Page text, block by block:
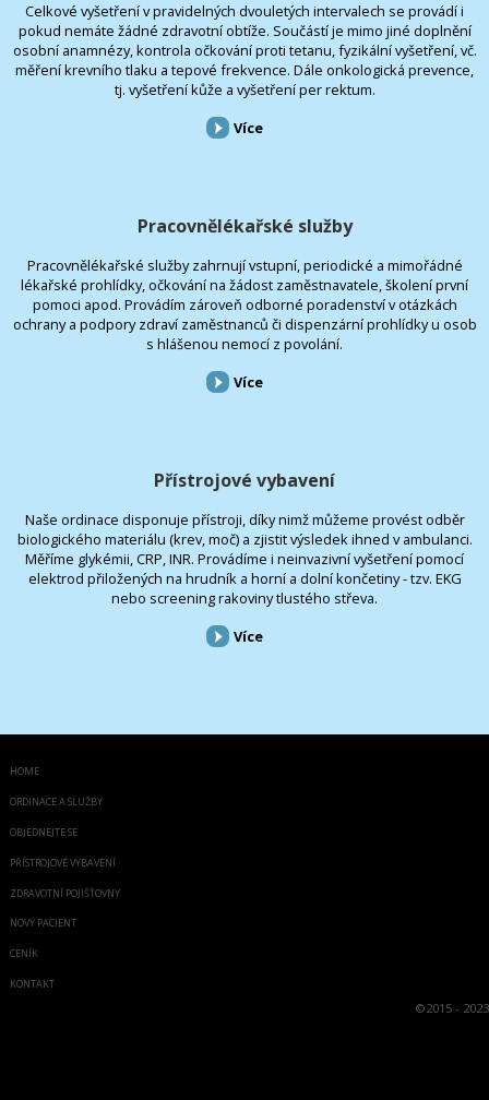
Celkové vyšetření v pravidelných dvouletých intervalech se provádí i
pokud nemáte žádné zdravotní obtíže. Součástí je mimo jiné doplnění
osobní anamnézy, kontrola očkování proti tetanu, fyzikální vyšetření, vč.
měření krevního tlaku a tepové frekvence. Dále onkologická prevence,
tj. vyšetření kůže a vyšetření per rektum.
Více
Pracovnělékařské služby
Pracovnělékařské služby zahrnují vstupní, periodické a mimořádné
lékařské prohlídky, očkování na žádost zaměstnavatele, školení první
pomoci apod. Provádím zároveň odborné poradenství v otázkách
ochrany a podpory zdraví zaměstnanců či dispenzární prohlídky u osob
s hlášenou nemocí z povolání.
Více
Přístrojové vybavení
Naše ordinace disponuje přístroji, díky nimž můžeme provést odběr
biologického materiálu (krev, moč) a zjistit výsledek ihned v ambulanci.
Měříme glykémii, CRP, INR. Provádíme i neinvazivní vyšetření pomocí
elektrod přiložených na hrudník a horní a dolní končetiny - tzv. EKG
nebo screening rakoviny tlustého střeva.
Více
HOME
ORDINACE A SLUŽBY
OBJEDNEJTE SE
PŘÍSTROJOVÉ VYBAVENÍ
ZDRAVOTNÍ POJIŠŤOVNY
NOVÝ PACIENT
CENÍK
KONTAKT
©2015 - 2023